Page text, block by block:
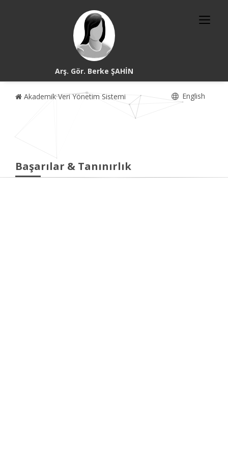
Arş. Gör. Berke ŞAHİN
Akademik Veri Yönetim Sistemi English
Başarılar & Tanınırlık